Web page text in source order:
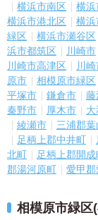
横浜市南区
横浜
横浜市港北区
横浜
緑区
横浜市瀬谷区
浜市都筑区
川崎市
川崎市高津区
川
原市
相模原市緑区
平塚市
鎌倉市 藤
秦野市
厚木市
綾瀬市
三浦郡葉
足柄上郡中井町
北町
足柄上郡開成
郡湯河原町
愛甲
相模原市緑区